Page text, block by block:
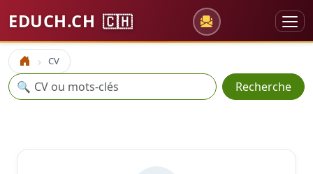
EDUCH.CH 🇨🇭
Accueil CV
Recherche
🔍 Recherche